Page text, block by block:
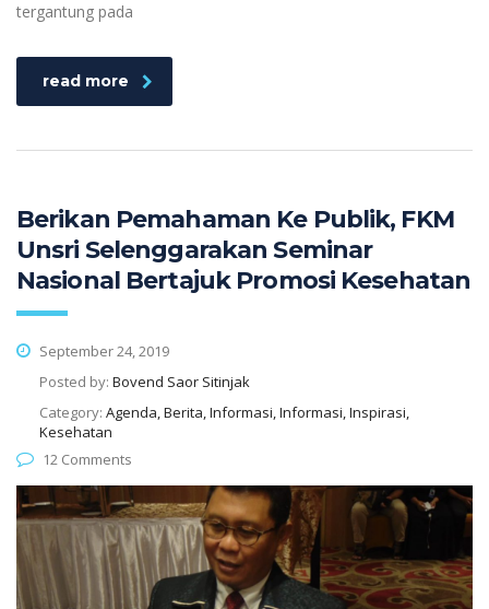
tergantung pada
read more
Berikan Pemahaman Ke Publik, FKM
Unsri Selenggarakan Seminar
Nasional Bertajuk Promosi Kesehatan
September 24, 2019
Posted by: Bovend Saor Sitinjak
Category: Agenda, Berita, Informasi, Informasi, Inspirasi,
Kesehatan
12 Comments